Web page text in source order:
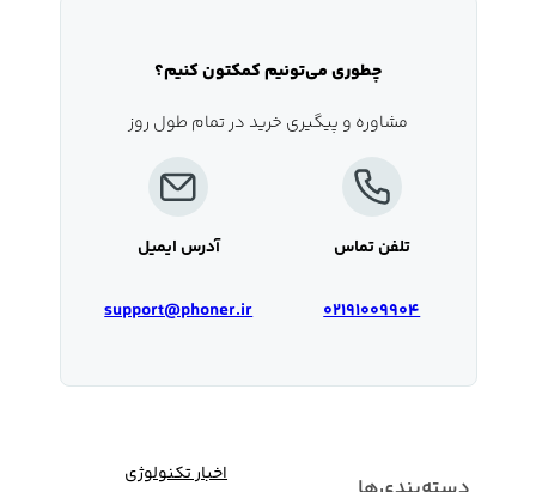
چطوری می‌تونیم کمکتون کنیم؟
مشاوره و پیگیری خرید در تمام طول روز
تلفن تماس
02191009904
آدرس ایمیل
support@phoner.ir
اخبار تکنولوژی